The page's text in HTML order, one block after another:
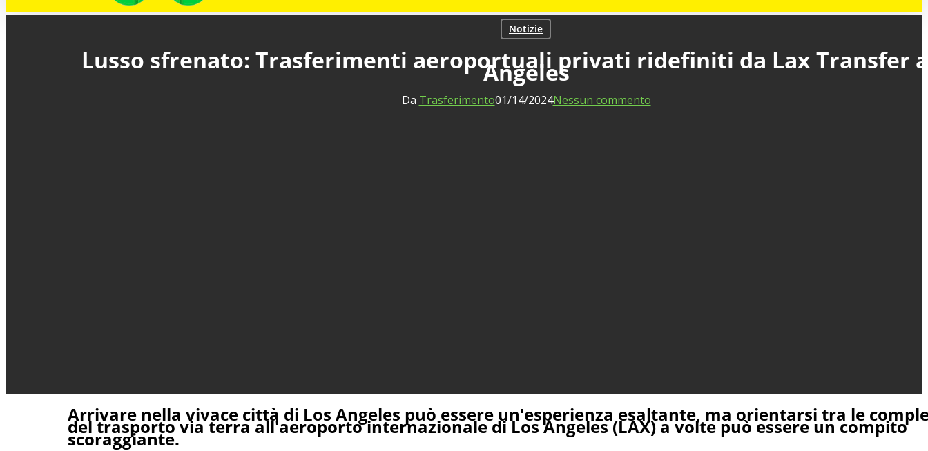
Notizie
Lusso sfrenato: Trasferimenti aeroportuali privati ridefiniti da Lax Transfer
Angeles
Da Trasferimento01/14/2024Nessun commento
Arrivare nella vivace città di Los Angeles può essere un'esperienza esaltante, ma orientarsi tra le
del trasporto via terra all'aeroporto internazionale di Los Angeles (LAX) a volte può essere un compito
scoraggiante.